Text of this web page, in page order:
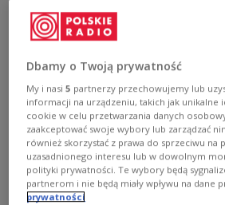
Zobacz więcej na temat:
Dbamy o Twoją prywatność
My i nasi5 partnerzy przechowujemy lub
informacji na urządzeniu, takich jak unikalne
cookie w celu przetwarzania danych
zaakceptować swoje wybory lub zarządzać
również skorzystać z prawa do sprzeciwu na
uzasadnionego interesu lub w dowolnym
polityki prywatności. Te wybory będą
partnerom i nie będą miały wpływu na dane
prywatności